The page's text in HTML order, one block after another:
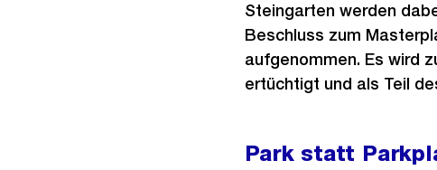
Steingarten werden
Beschluss zum
aufgenommen. Es wird
ertüchtigt und als Teil
Park statt